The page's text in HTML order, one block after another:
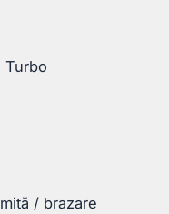
Turbo
/ brazare